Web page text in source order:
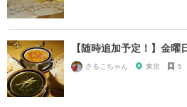
【随時追加予定！】金曜
さるこちゃん 東京 5